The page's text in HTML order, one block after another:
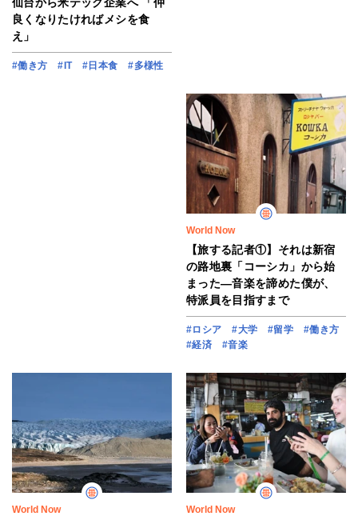
良くなりたければメシを食
え」
#働き方 #IT #日本食 #多様性
World Now
【旅する記者①】それは新宿
の路地裏「コーシカ」から始
まった―音楽を諦めた僕が、
特派員を目指すまで
#ロシア #大学 #留学
#働き方
#経済
#音楽
World Now World Now